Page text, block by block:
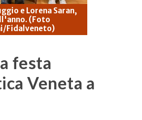
e Lorena Saran,
(Foto
Fidalveneto)
festa
Veneta a